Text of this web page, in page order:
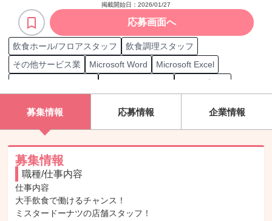
掲載開始日： 2026/01/27
応募画面へ
飲食ホール/フロアスタッフ
飲食調理スタッフ
その他サービス業
Microsoft Word
Microsoft Excel
Excel グラフ
防火管理者
普通自動車第一種運転免許（AT限定）
調理師
食品衛生管理者
顧客層 ファミリー
在庫管理
店舗 調理器具/食器
店舗設備管理
オーダー取り
飲み物配膳
テーブル片付け
募集情報 応募情報 企業情報
募集情報
職種/仕事内容
仕事内容
大手飲食で働けるチャンス！
ミスタードーナツの店舗スタッフ！